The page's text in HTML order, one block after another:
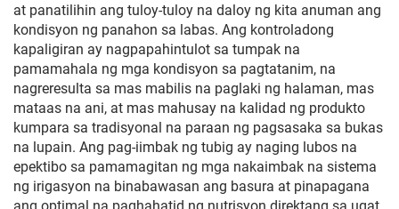
at panatilihin ang tuloy-tuloy na daloy ng kita anuman ang
kondisyon ng panahon sa labas. Ang kontroladong
kapaligiran ay nagpapahintulot sa tumpak na
pamamahala ng mga kondisyon sa pagtatanim, na
nagreresulta sa mas mabilis na paglaki ng halaman, mas
mataas na ani, at mas mahusay na kalidad ng produkto
kumpara sa tradisyonal na paraan ng pagsasaka sa bukas
na lupain. Ang pag-iimbak ng tubig ay naging lubos na
epektibo sa pamamagitan ng mga nakaimbak na sistema
ng irigasyon na binabawasan ang basura at pinapagana